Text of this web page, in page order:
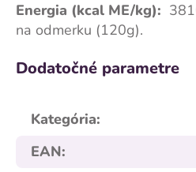
Energia (kcal ME/kg):
na odmerku (120g).
Dodatočné parametre
Kategória:
EAN: